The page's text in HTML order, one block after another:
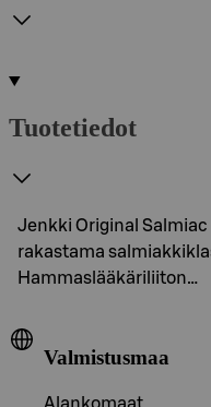
Tuotetiedot
Jenkki Original
rakastama
Hammaslääkäriliiton…
Valmistusmaa